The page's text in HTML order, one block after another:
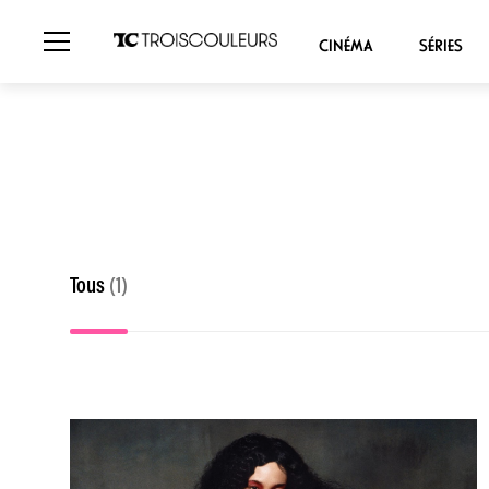
CINÉMA SÉRIES
Tous (1)